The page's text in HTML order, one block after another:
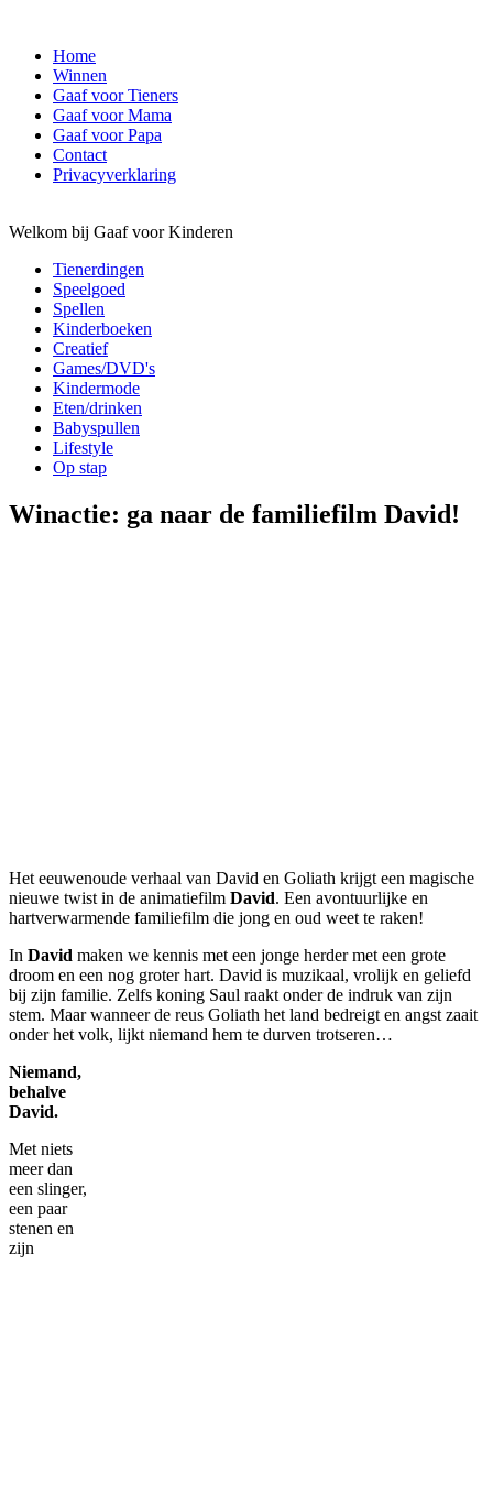
Home
Winnen
Gaaf voor Tieners
Gaaf voor Mama
Gaaf voor Papa
Contact
Privacyverklaring
Welkom bij Gaaf voor Kinderen
Tienerdingen
Speelgoed
Spellen
Kinderboeken
Creatief
Games/DVD's
Kindermode
Eten/drinken
Babyspullen
Lifestyle
Op stap
Winactie: ga naar de familiefilm David!
Het eeuwenoude verhaal van David en Goliath krijgt een magische
nieuwe twist in de animatiefilm David. Een avontuurlijke en
hartverwarmende familiefilm die jong en oud weet te raken!
In David maken we kennis met een jonge herder met een grote
droom en een nog groter hart. David is muzikaal, vrolijk en geliefd
bij zijn familie. Zelfs koning Saul raakt onder de indruk van zijn
stem. Maar wanneer de reus Goliath het land bedreigt en angst zaait
onder het volk, lijkt niemand hem te durven trotseren…
Niemand,
behalve
David.
Met niets
meer dan
een slinger,
een paar
stenen en
zijn